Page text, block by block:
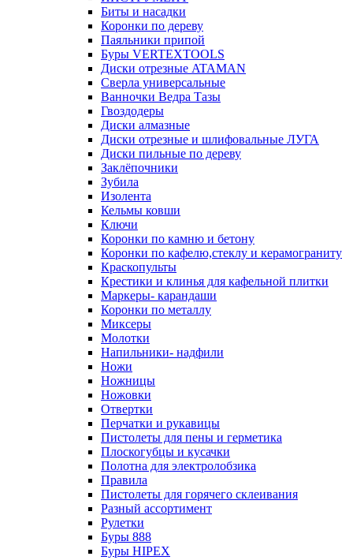
Биты и насадки
Коронки по дереву
Паяльники припой
Буры VERTEXTOOLS
Диски отрезные ATAMAN
Сверла универсальные
Ванночки Ведра Тазы
Гвоздодеры
Диски алмазные
Диски отрезные и шлифовальные ЛУГА
Диски пильные по дереву
Заклёпочники
Зубила
Изолента
Кельмы ковши
Ключи
Коронки по камню и бетону
Коронки по кафелю,стеклу и керамограниту
Краскопульты
Крестики и клинья для кафельной плитки
Маркеры- карандаши
Коронки по металлу
Миксеры
Молотки
Напильники- надфили
Ножи
Ножницы
Ножовки
Отвертки
Перчатки и рукавицы
Пистолеты для пены и герметика
Плоскогубцы и кусачки
Полотна для электролобзика
Правила
Пистолеты для горячего склеивания
Разный ассортимент
Рулетки
Буры 888
Буры HIPEX